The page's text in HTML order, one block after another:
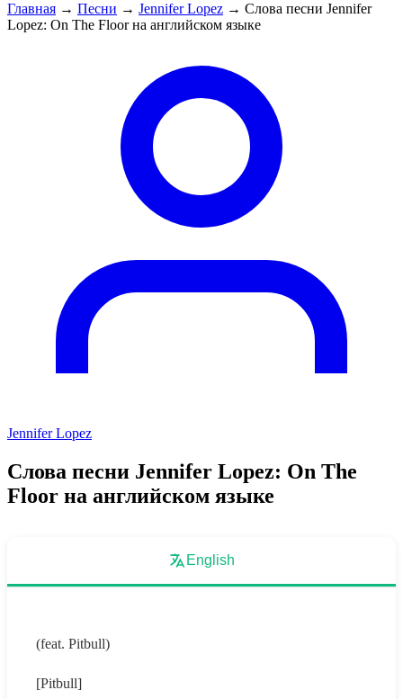
Главная → Песни → Jennifer Lopez → Слова песни Jennifer
Lopez: On The Floor на английском языке
Jennifer Lopez
Слова песни Jennifer Lopez: On The
Floor на английском языке
English
(feat. Pitbull)
[Pitbull]